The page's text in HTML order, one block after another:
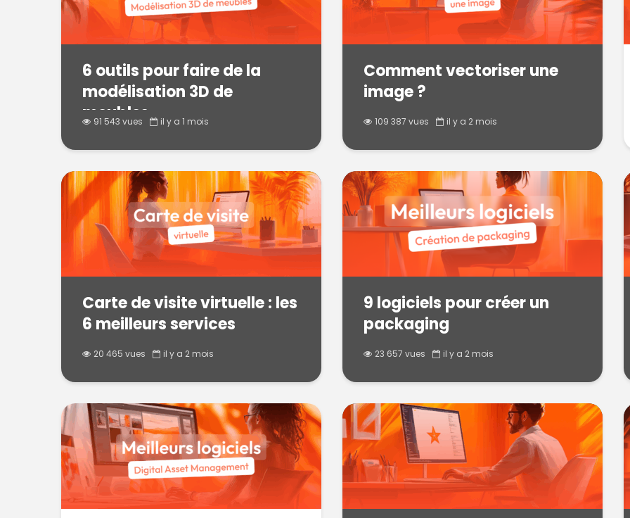
6 outils pour faire de la
modélisation 3D de
meubles
91 543 vues il y a 1 mois
Comment vectoriser une
image ?
109 387 vues il y a 2 mois
Carte de visite virtuelle : les
6 meilleurs services
20 465 vues il y a 2 mois
9 logiciels pour créer un
packaging
23 657 vues il y a 2 mois